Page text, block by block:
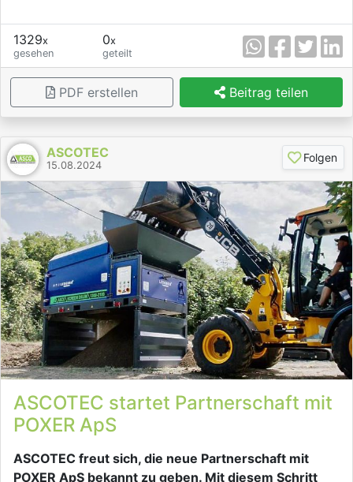
1329x
gesehen
0x
geteilt
PDF erstellen Beitrag teilen
ASCOTEC
15.08.2024
Folgen
ASCOTEC startet Partnerschaft mit
POXER ApS
ASCOTEC freut sich, die neue Partnerschaft mit
POXER ApS bekannt zu geben. Mit diesem Schritt